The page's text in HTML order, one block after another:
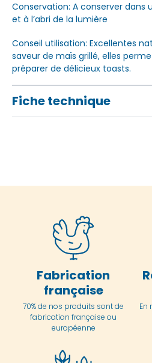
Conservation: A conserver dans
et à l’abri de la lumière
Conseil utilisation: Excellentes
saveur de maïs grillé, elles
préparer de délicieux toasts.
Fiche technique
Fabrication
française
70% de nos produits sont de
fabrication française ou
européenne
En